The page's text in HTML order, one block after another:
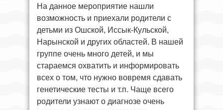
На данное мероприятие нашли
возможность и приехали родители с
детьми из Ошской, Иссык-Кульской,
Нарынской и других областей. В нашей
группе очень много детей, и мы
стараемся охватить и информировать
всех о том, что нужно вовремя сдавать
генетические тесты и т.п. Чаще всего
родители узнают о диагнозе очень